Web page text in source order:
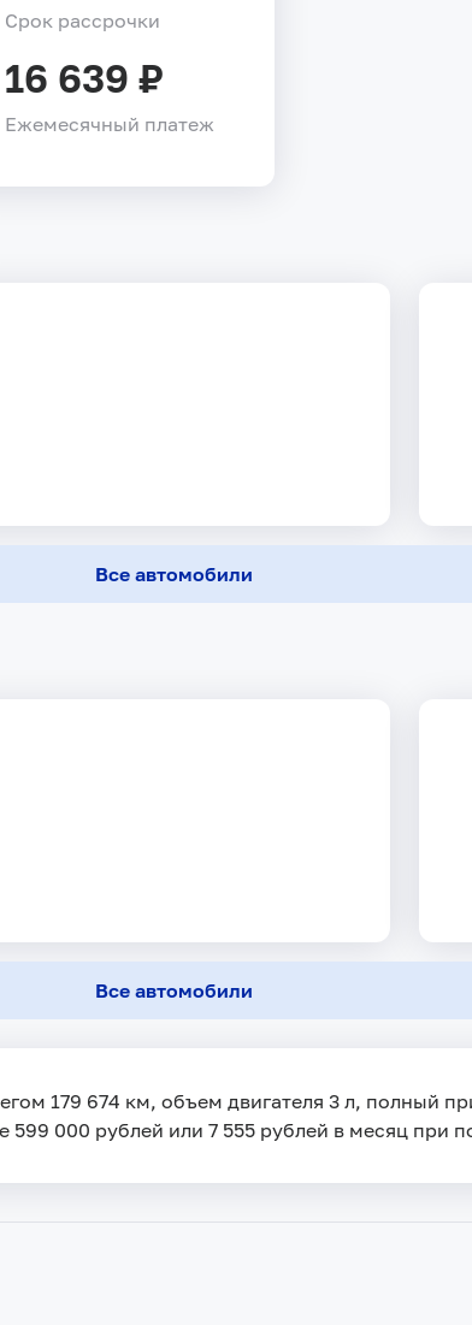
Срок рассрочки
16 639 ₽
Ежемесячный платеж
Все автомобили
Все автомобили
179 674 км, объем двигателя 3 л, полный
599 000 рублей или 7 555 рублей в месяц при